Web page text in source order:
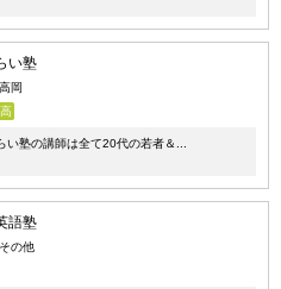
い塾
岡
高
い塾の講師は全て20代の若者＆...
語塾
の他